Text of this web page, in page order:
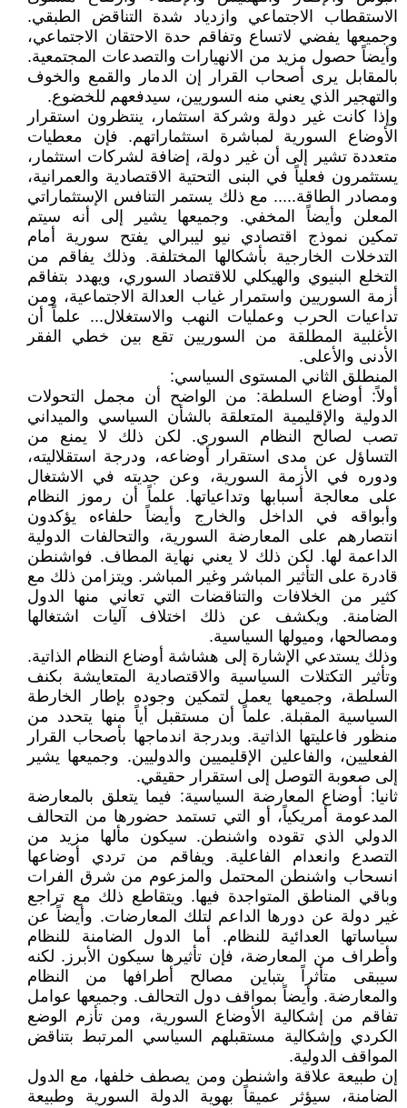
الاستقطاب الاجتماعي وازدياد شدة التناقض الطبقي.
وجميعها يفضي لاتساع وتفاقم حدة الاحتقان الاجتماعي،
وأيضاً حصول مزيد من الانهيارات والتصدعات المجتمعية.
بالمقابل يرى أصحاب القرار إن الدمار والقمع والخوف
والتهجير الذي يعني منه السوريين، سيدفعهم للخضوع.
وإذا كانت غير دولة وشركة استثمار، ينتظرون استقرار
الأوضاع السورية لمباشرة استثماراتهم. فإن معطيات
متعددة تشير إلى أن غير دولة، إضافة لشركات استثمار،
يستثمرون فعلياً في البنى التحتية الاقتصادية والعمرانية،
ومصادر الطاقة..... مع ذلك يستمر التنافس الإستثماراتي
المعلن وأيضاً المخفي. وجميعها يشير إلى أنه سيتم
تمكين نموذج اقتصادي نيو ليبرالي يفتح سورية أمام
التدخلات الخارجية بأشكالها المختلفة. وذلك يفاقم من
التخلع البنيوي والهيكلي للاقتصاد السوري، ويهدد بتفاقم
أزمة السوريين واستمرار غياب العدالة الاجتماعية، ومن
تداعيات الحرب وعمليات النهب والاستغلال... علماً أن
الأغلبية المطلقة من السوريين تقع بين خطي الفقر
الأدنى والأعلى.
المنطلق الثاني المستوى السياسي:
أولاً: أوضاع السلطة: من الواضح أن مجمل التحولات
الدولية والإقليمية المتعلقة بالشأن السياسي والميداني
تصب لصالح النظام السوري. لكن ذلك لا يمنع من
التساؤل عن مدى استقرار أوضاعه، ودرجة استقلاليته،
ودوره في الأزمة السورية، وعن جديته في الاشتغال
على معالجة أسبابها وتداعياتها. علماً أن رموز النظام
وأبواقه في الداخل والخارج وأيضاً حلفاءه يؤكدون
انتصارهم على المعارضة السورية، والتحالفات الدولية
الداعمة لها. لكن ذلك لا يعني نهاية المطاف. فواشنطن
قادرة على التأثير المباشر وغير المباشر. ويتزامن ذلك مع
كثير من الخلافات والتناقضات التي تعاني منها الدول
الضامنة. ويكشف عن ذلك اختلاف آليات اشتغالها
ومصالحها، وميولها السياسية.
وذلك يستدعي الإشارة إلى هشاشة أوضاع النظام الذاتية.
وتأثير التكتلات السياسية والاقتصادية المتعايشة بكنف
السلطة، وجميعها يعمل لتمكين وجوده بإطار الخارطة
السياسية المقبلة. علماً أن مستقبل أياً منها يتحدد من
منظور فاعليتها الذاتية. وبدرجة اندماجها بأصحاب القرار
الفعليين، والفاعلين الإقليميين والدوليين. وجميعها يشير
إلى صعوبة التوصل إلى استقرار حقيقي.
ثانيا: أوضاع المعارضة السياسية: فيما يتعلق بالمعارضة
المدعومة أمريكياً، أو التي تستمد حضورها من التحالف
الدولي الذي تقوده واشنطن. سيكون مألها مزيد من
التصدع وانعدام الفاعلية. ويفاقم من تردي أوضاعها
انسحاب واشنطن المحتمل والمزعوم من شرق الفرات
وباقي المناطق المتواجدة فيها. ويتقاطع ذلك مع تراجع
غير دولة عن دورها الداعم لتلك المعارضات. وأيضاً عن
سياساتها العدائية للنظام. أما الدول الضامنة للنظام
وأطراف من المعارضة، فإن تأثيرها سيكون الأبرز. لكنه
سيبقى متأثراً بتباين مصالح أطرافها من النظام
والمعارضة. وأيضاً بمواقف دول التحالف. وجميعها عوامل
تفاقم من إشكالية الأوضاع السورية، ومن تأزم الوضع
الكردي وإشكالية مستقبلهم السياسي المرتبط بتناقض
المواقف الدولية.
إن طبيعة علاقة واشنطن ومن يصطف خلفها، مع الدول
الضامنة، سيؤثر عميقاً بهوية الدولة السورية وطبيعة